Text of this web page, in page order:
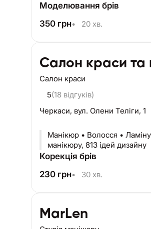
Моделювання брів
350 грн• 20 хв.
Салон краси та
Салон краси
5(18 відгуків)
Черкаси, вул. Олени Теліги, 1
Манікюр • Волосся •
манікюру, 813 ідей дизайну
Корекція брів
230 грн• 30 хв.
MarLen